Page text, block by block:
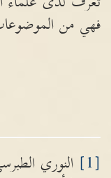
فهي من
[1]
النوري